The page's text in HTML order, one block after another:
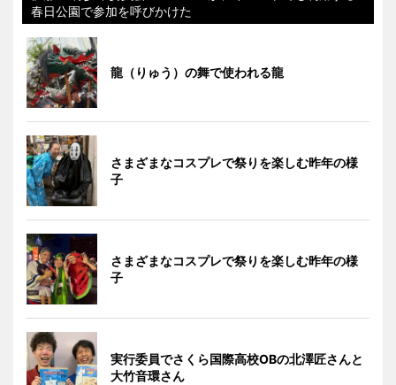
春日公園で参加を呼びかけた
龍（りゅう）の舞で使われる龍
さまざまなコスプレで祭りを楽しむ昨年の様
子
さまざまなコスプレで祭りを楽しむ昨年の様
子
実行委員でさくら国際高校OBの北澤匠さんと
大竹音環さん